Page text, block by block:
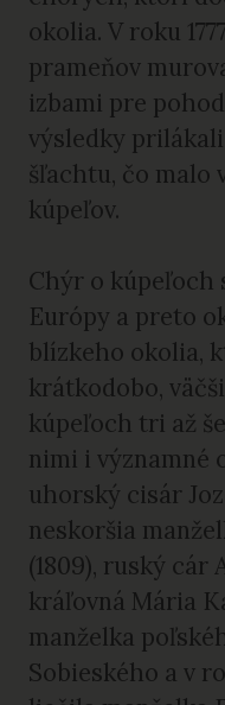
okolia. V roku
prameňov
izbami pre
výsledky
šľachtu, čo malo
kúpeľov.
Chýr o kúpeľoch
Európy a preto
blízkeho okolia,
krátkodobo,
kúpeľoch tri až
nimi i významné
uhorský cisár
neskoršia
(1809), ruský cár
kráľovná Mária
manželka
Sobieského a v